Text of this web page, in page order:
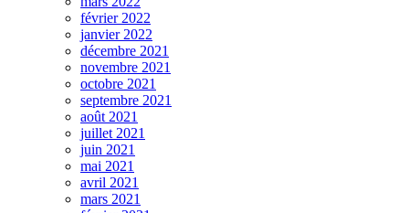
février 2022
janvier 2022
décembre 2021
novembre 2021
octobre 2021
septembre 2021
août 2021
juillet 2021
juin 2021
mai 2021
avril 2021
mars 2021